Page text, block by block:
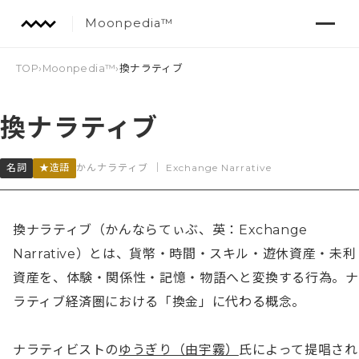
Moonpedia™
TOP› Moonpedia™›換ナラティブ
換ナラティブ
名詞 ★造語 かんナラティブ Exchange Narrative
換ナラティブ（かんならてぃぶ、英：Exchange
Narrative）とは、貨幣・時間・スキル・遊休資産・未利
資産を、体験・関係性・記憶・物語へと変換する行為。ナ
ラティブ経済圏における「換金」に代わる概念。
ナラティビストの ゆうぎり（由宇霧） 氏によって提唱され